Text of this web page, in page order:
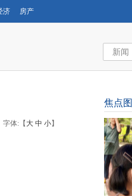
济 房产
新闻
字体:【 大 中 小】
焦点图